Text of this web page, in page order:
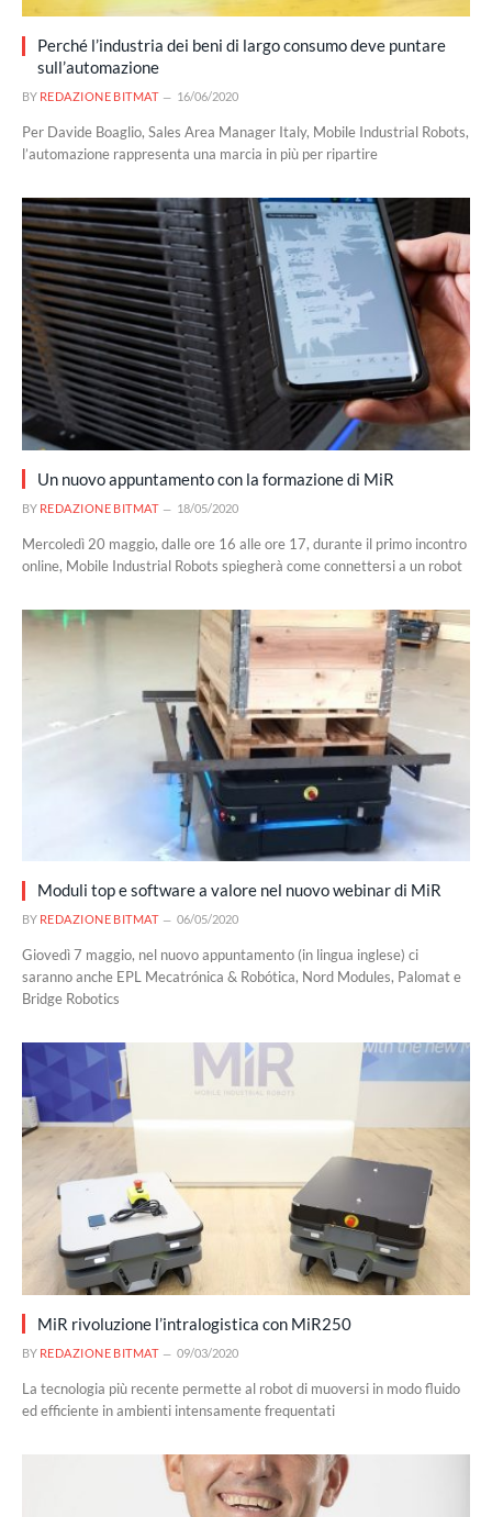
Perché l’industria dei beni di largo consumo deve puntare
sull’automazione
BY REDAZIONE BITMAT 16/06/2020
Per Davide Boaglio, Sales Area Manager Italy, Mobile Industrial Robots,
l’automazione rappresenta una marcia in più per ripartire
Un nuovo appuntamento con la formazione di MiR
BY REDAZIONE BITMAT 18/05/2020
Mercoledì 20 maggio, dalle ore 16 alle ore 17, durante il primo incontro
online, Mobile Industrial Robots spiegherà come connettersi a un robot
Moduli top e software a valore nel nuovo webinar di MiR
BY REDAZIONE BITMAT 06/05/2020
Giovedì 7 maggio, nel nuovo appuntamento (in lingua inglese) ci
saranno anche EPL Mecatrónica & Robótica, Nord Modules, Palomat e
Bridge Robotics
MiR rivoluzione l’intralogistica con MiR250
BY REDAZIONE BITMAT 09/03/2020
La tecnologia più recente permette al robot di muoversi in modo fluido
ed efficiente in ambienti intensamente frequentati